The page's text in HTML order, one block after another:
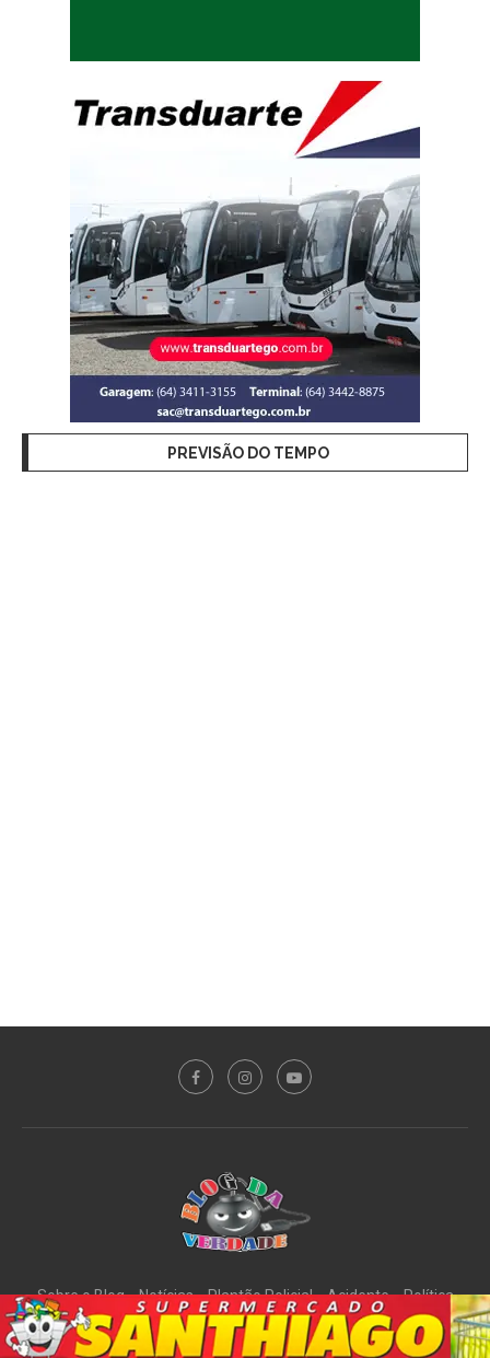
PREVISÃO DO TEMPO
Sobre o Blog Notícias Plantão Policial Acidente
Política
Esporte
@2020 - All Right Reserved. Designed and Developed byPortalDev